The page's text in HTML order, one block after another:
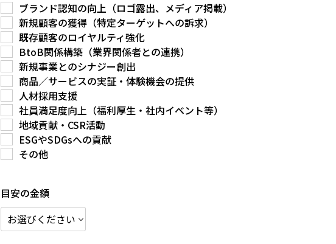
ブランド認知の向上（ロゴ露出、メディア掲載）
新規顧客の獲得（特定ターゲットへの訴求）
既存顧客のロイヤルティ強化
BtoB関係構築（業界関係者との連携）
新規事業とのシナジー創出
商品／サービスの実証・体験機会の提供
人材採用支援
社員満足度向上（福利厚生・社内イベント等）
地域貢献・CSR活動
ESGやSDGsへの貢献
その他
目安の金額